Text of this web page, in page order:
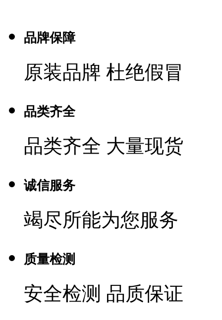
品牌保障
原装品牌 杜绝假冒
品类齐全
品类齐全 大量现货
诚信服务
竭尽所能为您服务
质量检测
安全检测 品质保证